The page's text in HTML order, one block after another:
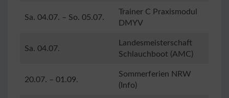
Sa. 04.07. – So. 05.07.
Trainer C Praxismodul
DMYV
Sa. 04.07.
Landesmeisterschaft
Schlauchboot (AMC)
20.07. – 01.09.
Sommerferien NRW
(Info)